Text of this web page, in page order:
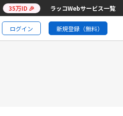
35万ID 🎉 ラッコWebサービス一覧
ログイン 新規登録（無料）